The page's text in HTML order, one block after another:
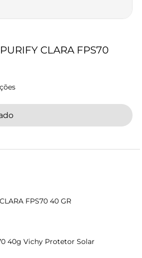
CLARA FPS70
FPS70 40 GR
40g Vichy Protetor Solar